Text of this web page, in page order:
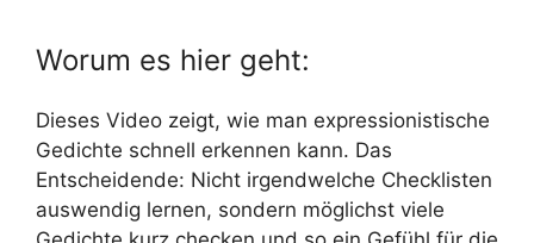
Worum es hier geht:
Dieses Video zeigt, wie man expressionistische
Gedichte schnell erkennen kann. Das
Entscheidende: Nicht irgendwelche Checklisten
auswendig lernen, sondern möglichst viele